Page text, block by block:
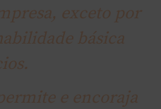
exceto por
básica
e encoraja